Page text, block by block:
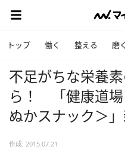
トップ 働く 整える 磨く
不足がちな栄養
ら！ 「健康道場
ぬかスナック＞
作成: 2015.07.21